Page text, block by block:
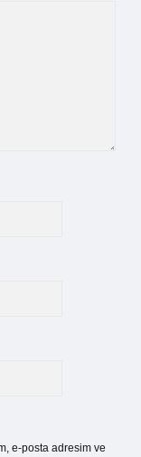
e-posta adresim ve